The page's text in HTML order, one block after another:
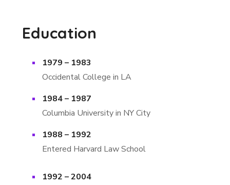
Education
1979 – 1983
Occidental College in LA
1984 – 1987
Columbia University in NY City
1988 – 1992
Entered Harvard Law School
1992 – 2004